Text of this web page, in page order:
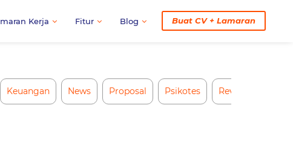
Kerja Fitur Blog Buat CV + Lamaran
Keuangan News Proposal Psikotes Review CV AI